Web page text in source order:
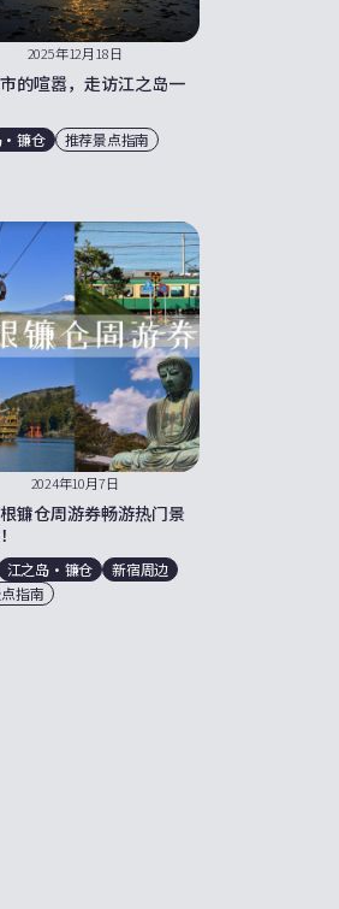
2025年12月18日
的喧嚣，走访江之岛一
镰仓 推荐景点指南
2024年10月7日
镰仓周游券畅游热门景
江之岛・镰仓
新宿周边
指南